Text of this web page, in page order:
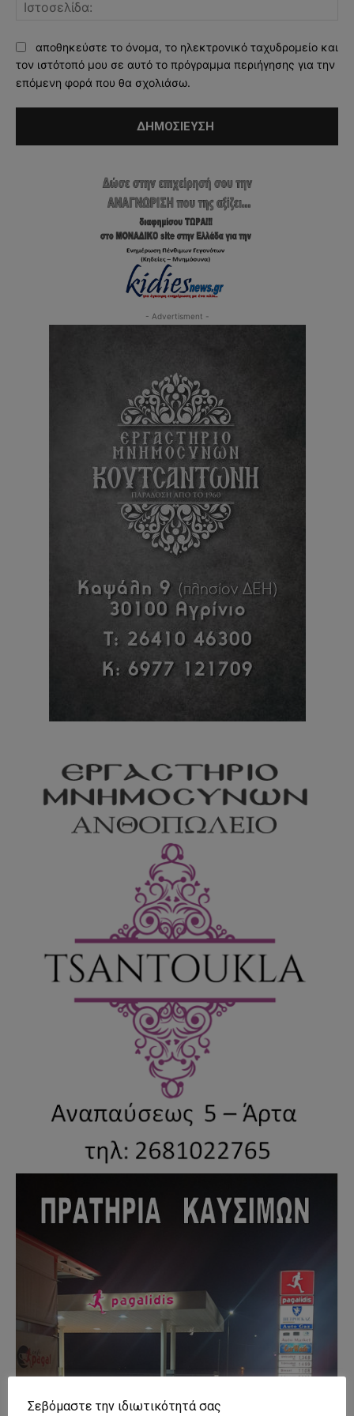
αποθηκεύστε το όνομα, το ηλεκτρονικό ταχυδρομείο και
τον ιστότοπό μου σε αυτό το πρόγραμμα περιήγησης για την
επόμενη φορά που θα σχολιάσω.
- Advertisment -
Σεβόμαστε την ιδιωτικότητά σας